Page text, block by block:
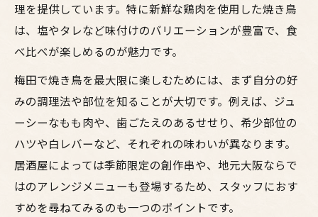
理を提供しています。特に新鮮な鶏肉を使用した焼き鳥
は、塩やタレなど味付けのバリエーションが豊富で、食
べ比べが楽しめるのが魅力です。
梅田で焼き鳥を最大限に楽しむためには、まず自分の好
みの調理法や部位を知ることが大切です。例えば、ジュ
ーシーなもも肉や、歯ごたえのあるせせり、希少部位の
ハツや白レバーなど、それぞれの味わいが異なります。
居酒屋によっては季節限定の創作串や、地元大阪ならで
はのアレンジメニューも登場するため、スタッフにおす
すめを尋ねてみるのも一つのポイントです。